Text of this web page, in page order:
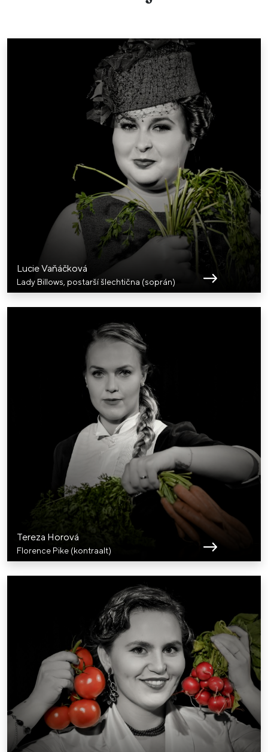
Lucie Vaňáčková
Lady Billows, postarší šlechtična (soprán)
Tereza Horová
Florence Pike (kontraalt)